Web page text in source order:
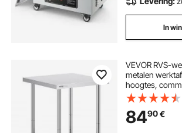
In
VEVOR RVS-
metalen
hoogtes,
voor keuken,
achtertuin 610
8490€